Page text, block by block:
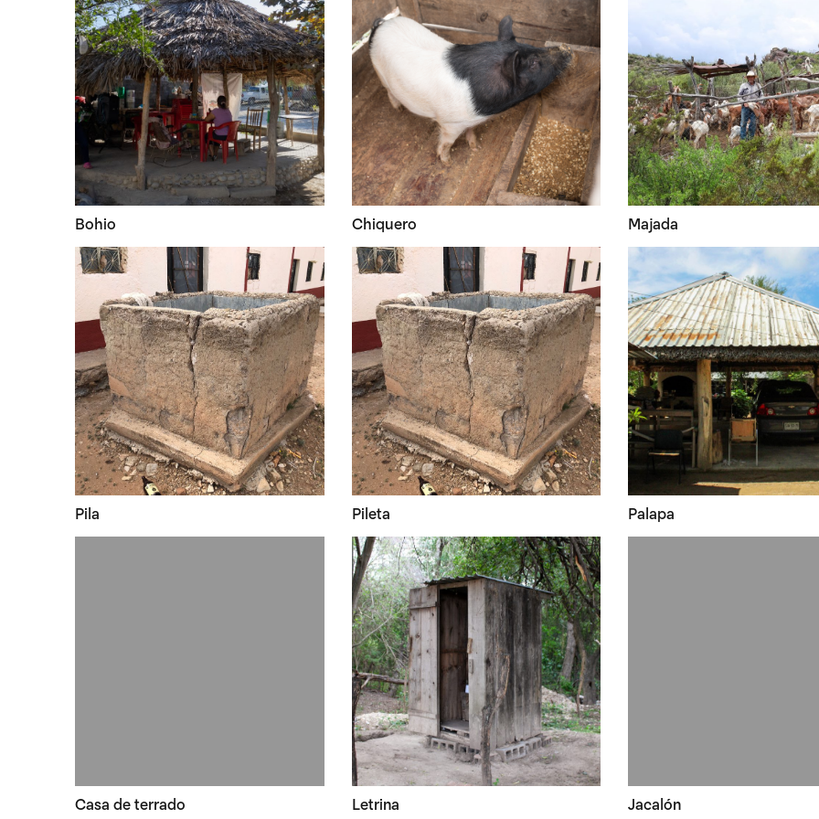
Bohio Chiquero Majada
Pila Pileta Palapa
Casa de terrado Letrina Jacalón